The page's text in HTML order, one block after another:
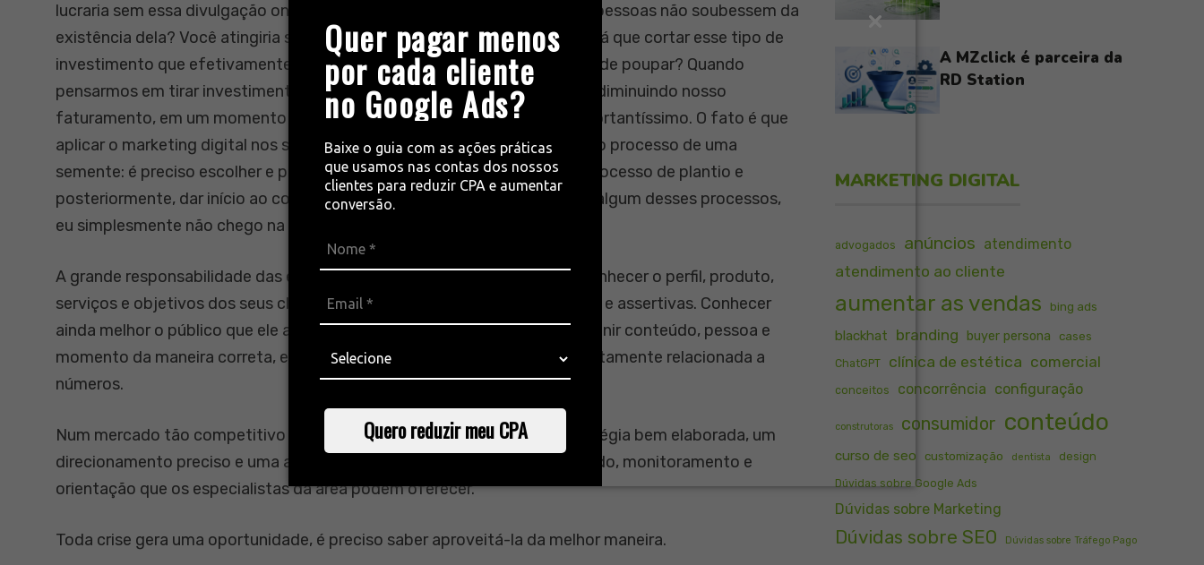
Quer pagar menos
por cada cliente
no Google Ads?
Baixe o guia com as ações práticas
que usamos nas contas dos nossos
clientes para reduzir CPA e aumentar
conversão.
Quero reduzir meu CPA
lucraria sem essa divulgação online? Quanto sua empresa venderia, se as pessoas não soubessem da
existência dela? Você atingiria seu público-alvo de maneira assertiva? Será que cortar esse tipo de
investimento que efetivamente gera um retorno, é realmente uma forma de poupar? Quando
pensarmos em tirar investimento do digital, estamos proporcionalmente diminuindo nosso
faturamento, em um momento onde um faturamento estabilizado é importantíssimo. O fato é que
aplicar o marketing digital nos seus negócios é uma atitude semelhante ao processo de uma
semente: é preciso escolher e preparar o solo mais adequado, realizar o processo de plantio e
posteriormente, dar início ao colhimento dos frutos. Quando eu paro, em algum desses processos,
eu simplesmente não chego na parte da colheita.
A grande responsabilidade das empresas demarketinghoje em dia, é conhecer o perfil, produto,
serviços e objetivos dos seus clientes para oferecer soluções inteligentes e assertivas. Conhecer
ainda melhor o público que ele atende, para que dessa maneira ele possa unir conteúdo, pessoa e
momento da maneira correta, e compreender que qualidade não está diretamente relacionada a
números.
Num mercado tão competitivo e que nunca para, é preciso ter uma estratégia bem elaborada, um
direcionamento preciso e uma ação bem executada. Além de todo respaldo, monitoramento e
orientação que os especialistas da área podem oferecer.
Toda crise gera uma oportunidade, é preciso saber aproveitá-la da melhor maneira.
A MZclick é parceira da
RD Station
MARKETING DIGITAL
advogados anúncios atendimento
atendimento ao cliente
aumentar as vendas bing ads
blackhat branding buyer persona cases
ChatGPT clínica de estética comercial
conceitos concorrência configuração
construtoras consumidor conteúdo
curso de seo customização dentista
design
Dúvidas sobre Google Ads
Dúvidas sobre Marketing
Dúvidas sobre SEO Dúvidas sobre Tráfego Pago